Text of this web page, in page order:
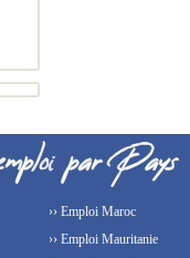
›› Emploi Maroc
›› Emploi Mauritanie